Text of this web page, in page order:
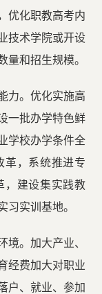
优化职教高考内
技术学院或开设
量和招生规模。
力。优化实施高
一批办学特色鲜
学校办学条件全
革，系统推进专
，建设集实践教
习实训基地。
境。加大产业、
经费加大对职业
户、就业、参加